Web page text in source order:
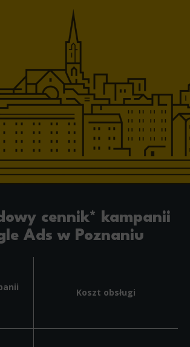
cennik* kampanii
Ads w Poznaniu
Koszt obsługi